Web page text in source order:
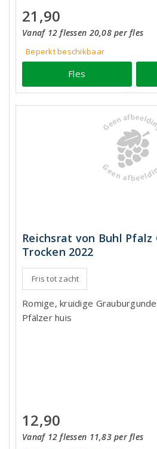
21,90
Vanaf 12 flessen 20,08 per fles
Beperkt beschikbaar
Fles
Reichsrat von Buhl
Trocken 2022
Fris tot zacht
Romige, kruidige
Pfälzer huis
12,90
Vanaf 12 flessen 11,83 per fles